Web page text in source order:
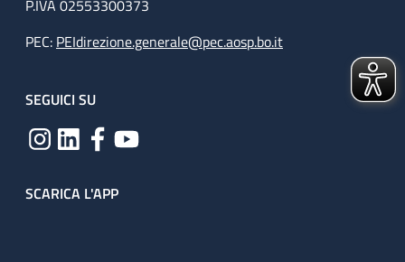
P.IVA 02553300373
PEC: PEIdirezione.generale@pec.aosp.bo.it
SEGUICI SU
SCARICA L'APP